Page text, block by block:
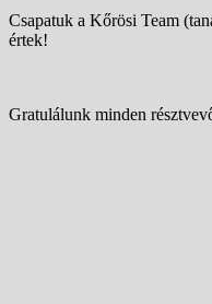
Csapatuk a Kőrösi Team (
értek!
Gratulálunk minden